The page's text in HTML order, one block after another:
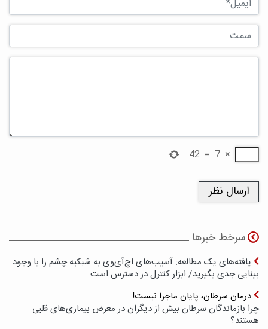
×
7
=
42
سرخط خبرها
یافته‌های یک مطالعه: آسیب‌های اچ‌آی‌وی به شبکیه چشم را با وجود
بینایی جدی بگیرید/ ابزار کنترل در دسترس است
درمان سرطان، پایان ماجرا نیست!
چرا بازماندگان سرطان بیش از دیگران در معرض بیماری‌های قلبی
هستند؟